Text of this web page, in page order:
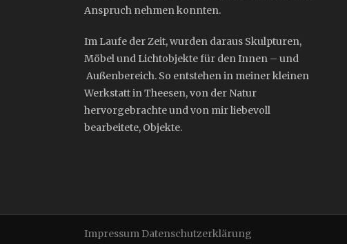
Anspruch nehmen konnten.
Im Laufe der Zeit, wurden daraus Skulpturen,
Möbel und Lichtobjekte für den Innen – und
Außenbereich. So entstehen in meiner kleinen
Werkstatt in Theesen, von der Natur
hervorgebrachte und von mir liebevoll
bearbeitete, Objekte.
Impressum Datenschutzerklärung